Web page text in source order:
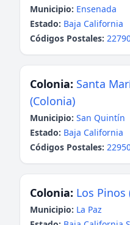
Municipio: Ensenada
Estado: Baja California
Códigos Postales:
Colonia: Santa
(Colonia)
Municipio: San Quintín
Estado: Baja California
Códigos Postales:
Colonia: Los Pinos
Municipio: La Paz